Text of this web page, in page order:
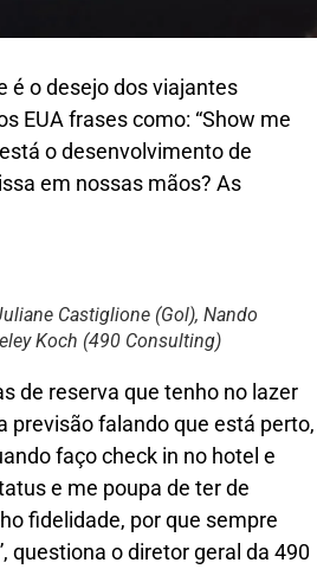
é o desejo dos viajantes
EUA frases como: “Show me
o desenvolvimento de
em nossas mãos? As
Castiglione (Gol), Nando
Koch (490 Consulting)
de reserva que tenho no lazer
previsão falando que está perto,
faço check in no hotel e
e me poupa de ter de
fidelidade, por que sempre
questiona o diretor geral da 490